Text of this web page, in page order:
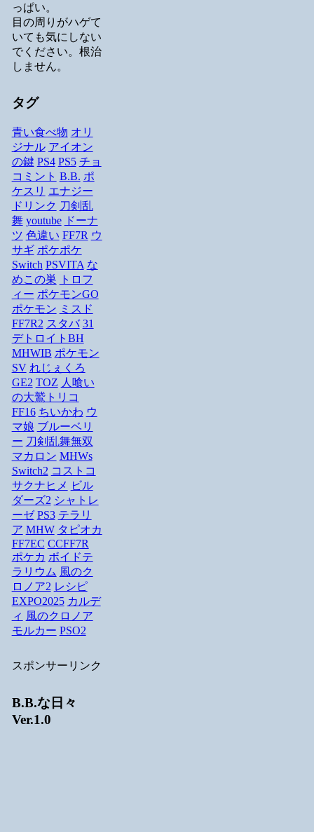
っぱい。
目の周りがハゲて
いても気にしない
でください。根治
しません。
タグ
青い食べ物 オリ
ジナル アイオン
の鍵 PS4 PS5 チョ
コミント B.B. ポ
ケスリ エナジー
ドリンク 刀剣乱
舞 youtube ドーナ
ツ 色違い FF7R ウ
サギ ポケポケ
Switch PSVITA な
めこの巣
トロフ
ィー ポケモンGO
ポケモン ミスド
FF7R2 スタバ 31
デトロイトBH
MHWIB ポケモン
SV れじぇくろ
GE2 TOZ 人喰い
の大鷲トリコ
FF16 ちいかわ ウ
マ娘 ブルーベリ
ー 刀剣乱舞無双
マカロン MHWs
Switch2 コストコ
サクナヒメ ビル
ダーズ2 シャトレ
ーゼ PS3 テラリ
ア MHW タピオカ
FF7EC CCFF7R
ポケカ ボイドテ
ラリウム 風のク
ロノア2 レシピ
EXPO2025 カルデ
ィ 風のクロノア
モルカー PSO2
スポンサーリンク
B.B.な日々
Ver.1.0